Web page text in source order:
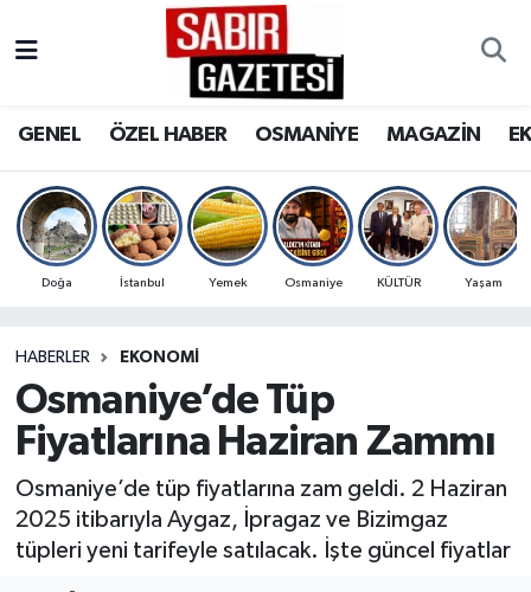
GENEL ÖZEL HABER OSMANİYE MAGAZİN
Doğa İstanbul Yemek Osmaniye KÜLTÜR Yaşam
HABERLER EKONOMI
Osmaniye’de Tüp
Fiyatlarına Haziran Zammı
Osmaniye’de tüp fiyatlarına zam geldi. 2 Haziran
2025 itibarıyla Aygaz, İpragaz ve Bizimgaz
tüpleri yeni tarifeyle satılacak. İşte güncel fiyatlar
OSMANİYE
MAGAZİN
SPOR
RESMİ İLANLAR
Osmaniye Nöbetçi Eczaneler
Osmaniye Trafik Yoğunluk Haritası
Süper Lig Puan Durumu ve Fikstür
Son Dakika Haberleri
Haber Arşivi